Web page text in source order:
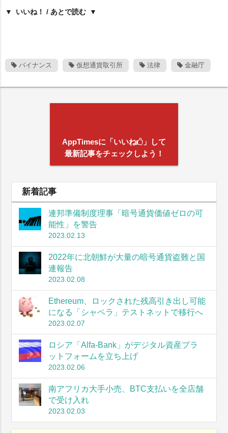
いいね！ / あとで読む
バイナンス 仮想通貨取引所 法律 金融庁
AppTimesに「いいね
」して
最新記事をチェックしよう！
新着記事
連邦準備制度理事「暗号通貨価値ゼロの可
能性」を警告
2023.02.13
2022年に北朝鮮が大量の暗号通貨盗難と国
連報告
2023.02.08
Ethereum、ロックされた残高引き出し可能
になる「シャペラ」テストネットで移行へ
2023.02.07
ロシア「Alfa-Bank」がデジタル資産プラ
ットフォームを立ち上げ
2023.02.06
南アフリカ大手小売、BTC支払いを全店舗
で受け入れ
2023.02.03